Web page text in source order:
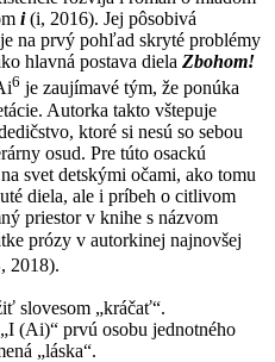
i (i, 2016). Jej pôsobivá
na prvý pohľad skryté problémy
hlavná postava diela Zbohom!
6 je zaujímavé tým, že ponúka
Autorka takto vštepuje
ktoré si nesú so sebou
osud. Pre túto osackú
svet detskými očami, ako tomu
diela, ale i príbeh o citlivom
priestor v knihe s názvom
prózy v autorkinej najnovšej
2018).
slovesom „kráčať“.
(Ai)“ prvú osobu jednotného
„láska“.